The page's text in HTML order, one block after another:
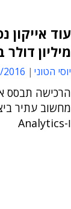
מיליון דולר
יוסי הטוני 08:40
ו-Analytics